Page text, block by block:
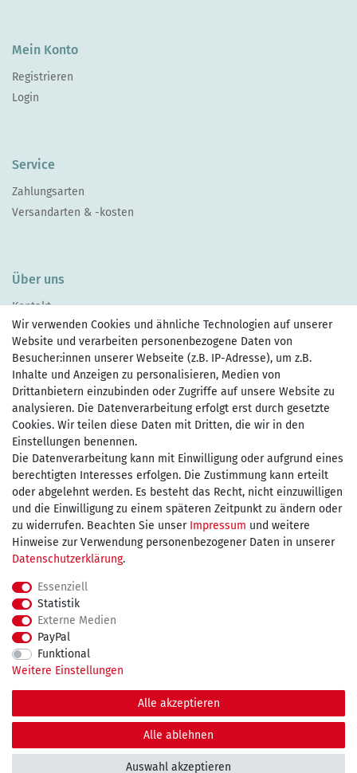
Mein Konto
Registrieren
Login
Service
Zahlungsarten
Versandarten & -kosten
Über uns
Kontakt
Zahlen Sie bequem per
Wir versenden mit
kostenfreie Lieferung
innerhalb Deutschland ab 75€
Impressum
Vertrag widerrufen
© Copyright 2026 maDDma GmbH. | Alle Rechte vorbehalten.
Wir verwenden Cookies und ähnliche Technologien auf unserer
Website und verarbeiten personenbezogene Daten von
Besucher:innen unserer Webseite (z.B. IP-Adresse), um z.B.
Inhalte und Anzeigen zu personalisieren, Medien von
Drittanbietern einzubinden oder Zugriffe auf unsere Website zu
analysieren. Die Datenverarbeitung erfolgt erst durch gesetzte
Cookies. Wir teilen diese Daten mit Dritten, die wir in den
Einstellungen benennen.
Die Datenverarbeitung kann mit Einwilligung oder aufgrund eines
berechtigten Interesses erfolgen. Die Zustimmung kann erteilt
oder abgelehnt werden. Es besteht das Recht, nicht einzuwilligen
und die Einwilligung zu einem späteren Zeitpunkt zu ändern oder
zu widerrufen. Beachten Sie unser Impressum und weitere
Hinweise zur Verwendung personenbezogener Daten in unserer
Daten­schutz­erklärung.
Essenziell
Statistik
Externe Medien
PayPal
Funktional
Weitere Einstellungen
Alle akzeptieren
Alle ablehnen
Auswahl akzeptieren